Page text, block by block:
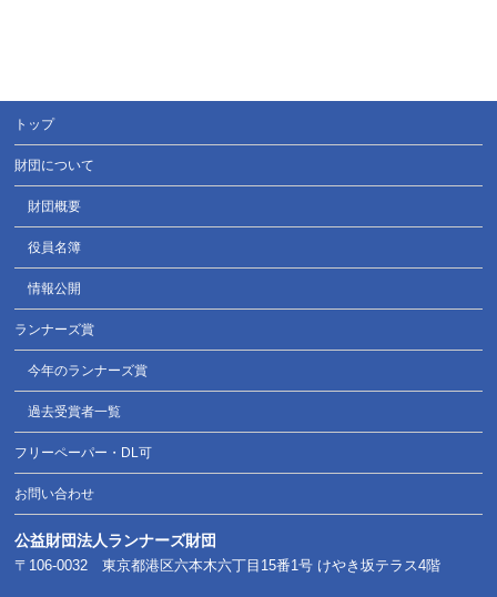
トップ
財団について
財団概要
役員名簿
情報公開
ランナーズ賞
今年のランナーズ賞
過去受賞者一覧
フリーペーパー・DL可
お問い合わせ
公益財団法人ランナーズ財団
〒106-0032 東京都港区六本木六丁目15番1号 けやき坂テラス4階